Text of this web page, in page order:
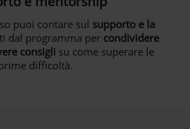
puoi contare sul supporto e la
dal programma per condividere
consigli su come superare le
difficoltà.